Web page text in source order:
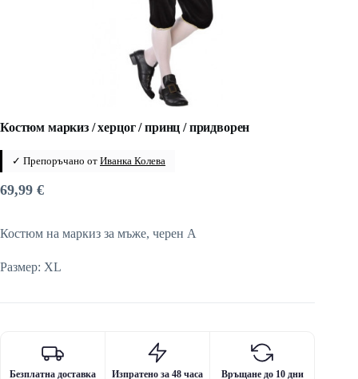
Костюм маркиз / херцог / принц / придворен
✓ Препоръчано от Иванка Колева
69,99 €
Костюм на маркиз за мъже, черен A
Размер: XL
Безплатна доставка Изпратено за 48 часа Връщане до 10 дни